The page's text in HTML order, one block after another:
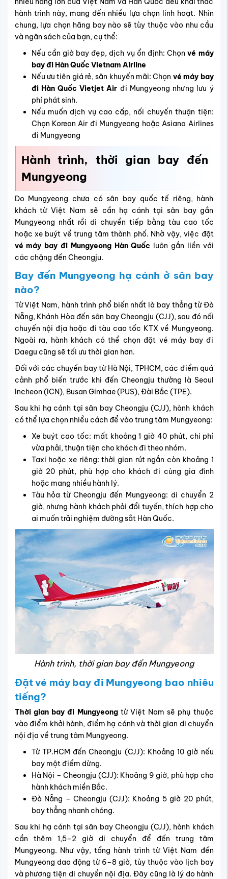
hành trình này, mang đến nhiều lựa chọn linh hoạt. Nhìn
chung, lựa chọn hãng bay nào sẽ tùy thuộc vào nhu cầu
và ngân sách của bạn, cụ thể:
Nếu cần giờ bay đẹp, dịch vụ ổn định: Chọnvé máy
bay đi Hàn Quốc Vietnam Airline
Nếu ưu tiên giá rẻ, săn khuyến mãi: Chọn vé máy bay
đi Hàn Quốc Vietjet Air đi Mungyeong nhưng lưu ý
phí phát sinh.
Nếu muốn dịch vụ cao cấp, nối chuyến thuận tiện:
Chọn Korean Air đi Mungyeong hoặc Asiana Airlines
đi Mungyeong
Hành trình, thời gian bay đến
Mungyeong
Do Mungyeong chưa có sân bay quốc tế riêng, hành
khách từ Việt Nam sẽ cần hạ cánh tại sân bay gần
Mungyeong nhất rồi di chuyển tiếp bằng tàu cao tốc
hoặc xe buýt về trung tâm thành phố. Nhờ vậy, việc đặt
vé máy bay đi Mungyeong Hàn Quốc luôn gắn liền với
các chặng đến Cheongju.
Bay đến Mungyeong hạ cánh ở sân bay
nào?
Từ Việt Nam, hành trình phổ biến nhất là bay thẳng từ Đà
Nẵng, Khánh Hòa đến sân bay Cheongju (CJJ), sau đó nối
chuyến nội địa hoặc đi tàu cao tốc KTX về Mungyeong.
Ngoài ra, hành khách có thể chọn đặt vé máy bay đi
Daegu cũng sẽ tối ưu thời gian hơn.
Đối với các chuyến bay từ Hà Nội, TPHCM, các điểm quá
cảnh phổ biến trước khi đến Cheongju thường là Seoul
Incheon (ICN), Busan Gimhae (PUS), Đài Bắc (TPE).
Sau khi hạ cánh tại sân bay Cheongju (CJJ), hành khách
có thể lựa chọn nhiều cách để vào trung tâm Mungyeong:
Xe buýt cao tốc: mất khoảng 1 giờ 40 phút, chi phí
vừa phải, thuận tiện cho khách đi theo nhóm.
Taxi hoặc xe riêng: thời gian rút ngắn còn khoảng 1
giờ 20 phút, phù hợp cho khách đi cùng gia đình
hoặc mang nhiều hành lý.
Tàu hỏa từ Cheongju đến Mungyeong: di chuyển 2
giờ, nhưng hành khách phải đổi tuyến, thích hợp cho
ai muốn trải nghiệm đường sắt Hàn Quốc.
Hành trình, thời gian bay đến Mungyeong
Đặtvé máy bay đi Mungyeong bao nhiêu
tiếng?
Thời gian bay đi Mungyeongtừ Việt Nam sẽ phụ thuộc
vào điểm khởi hành, điểm hạ cánh và thời gian di chuyển
nội địa về trung tâm Mungyeong.
Từ TP.HCM đến Cheongju (CJJ): Khoảng 10 giờ nếu
bay một điểm dừng.
Hà Nội – Cheongju (CJJ): Khoảng 9 giờ, phù hợp cho
hành khách miền Bắc.
Đà Nẵng – Cheongju (CJJ): Khoảng 5 giờ 20 phút,
bay thẳng nhanh chóng.
Sau khi hạ cánh tại sân bay Cheongju (CJJ), hành khách
cần thêm 1,5–2 giờ di chuyển để đến trung tâm
Mungyeong. Như vậy, tổng hành trình từ Việt Nam đến
Mungyeong dao động từ 6–8 giờ, tùy thuộc vào lịch bay
và phương tiện di chuyển nội địa. Đây cũng là lý do hành